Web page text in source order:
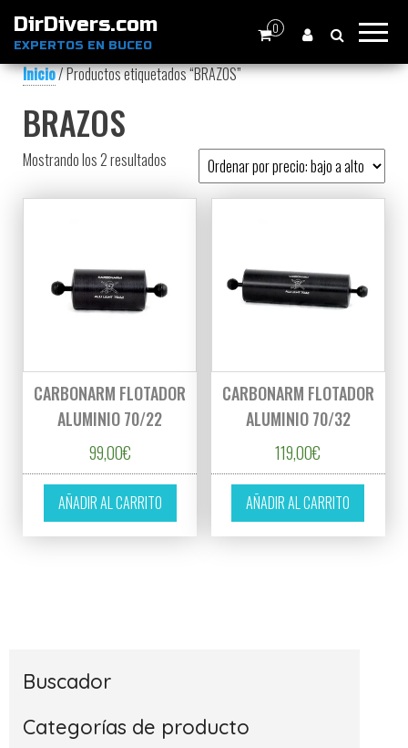
DirDivers.com
EXPERTOS EN BUCEO
0
Inicio/ Productos etiquetados “BRAZOS”
BRAZOS
Mostrando los 2 resultados Ordenado por precio: bajo a alto
CARBONARM FLOTADOR
ALUMINIO 70/22
99,00€
AÑADIR AL CARRITO
CARBONARM FLOTADOR
ALUMINIO 70/32
119,00€
AÑADIR AL CARRITO
Buscador
Categorías de producto